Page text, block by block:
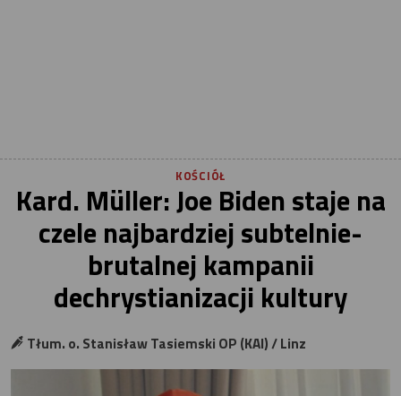
KOŚCIÓŁ
Kard. Müller: Joe Biden staje na
czele najbardziej subtelnie-
brutalnej kampanii
dechrystianizacji kultury
Tłum. o. Stanisław Tasiemski OP (KAI) / Linz